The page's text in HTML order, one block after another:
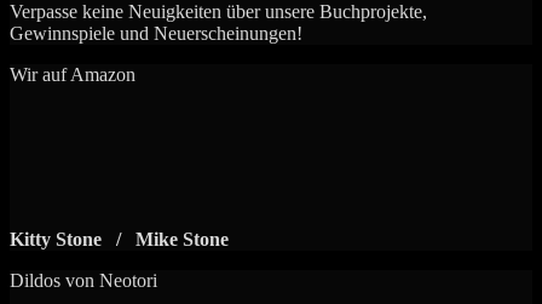
Verpasse keine Neuigkeiten über unsere Buchprojekte,
Gewinnspiele und Neuerscheinungen!
Wir auf Amazon
Kitty Stone / Mike Stone
Dildos von Neotori